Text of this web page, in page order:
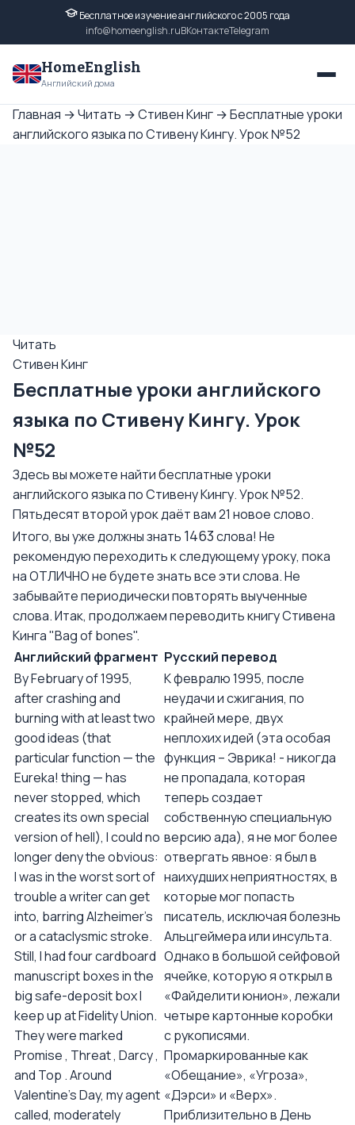
Бесплатное изучение английского с 2005 года
info@homeenglish.ruВКонтактеTelegram
HomeEnglish
Английский дома
Главная →Читать →Стивен Кинг →Бесплатные уроки
английского языка по Стивену Кингу. Урок №52
Читать
Стивен Кинг
Бесплатные уроки английского
языка по Стивену Кингу. Урок
№52
Здесь вы можете найти бесплатные уроки
английского языка по Стивену Кингу. Урок №52.
Пятьдесят второй урок даёт вам 21 новое слово.
Итого, вы уже должны знать 1463слова! Не
рекомендую переходить к следующему уроку, пока
на ОТЛИЧНО не будете знать все эти слова. Не
забывайте периодически повторять выученные
слова. Итак, продолжаем переводить книгу Стивена
Кинга "Bag of bones".
Английский фрагмент Русский перевод
By February of 1995,
after crashing and
burning with at least two
good ideas (that
particular function — the
Eureka! thing — has
never stopped, which
creates its own special
version of hell), I could no
longer deny the obvious:
I was in the worst sort of
trouble a writer can get
into, barring Alzheimer's
or a cataclysmic stroke.
Still, I had four cardboard
manuscript boxes in the
big safe-deposit box I
keep up at Fidelity Union.
They were marked
Promise , Threat , Darcy ,
and Top . Around
Valentine's Day, my agent
called, moderately
К февралю 1995, после
неудачи и сжигания, по
крайней мере, двух
неплохих идей (эта особая
функция – Эврика! - никогда
не пропадала, которая
теперь создает
собственную специальную
версию ада), я не мог более
отвергать явное: я был в
наихудших неприятностях, в
которые мог попасть
писатель, исключая болезнь
Альцгеймера или инсульта.
Однако в большой сейфовой
ячейке, которую я открыл в
«Файделити юнион», лежали
четыре картонные коробки
с рукописями.
Промаркированные как
«Обещание», «Угроза»,
«Дэрси» и «Верх».
Приблизительно в День